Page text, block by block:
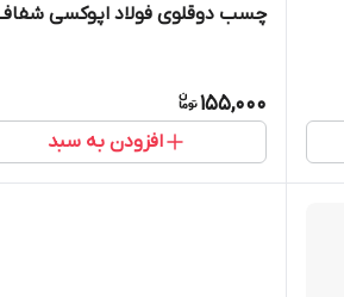
چسب دوقلوی فولاد اپوکسی
155,000
افزودن به سبد